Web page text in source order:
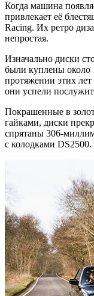
Когда машина
привлекает её
Racing. Их ретро
непростая.
Изначально диски
были куплены около
протяжении этих
они успели
Покрашенные в
гайками, диски
спрятаны 306-
с колодками DS2500.